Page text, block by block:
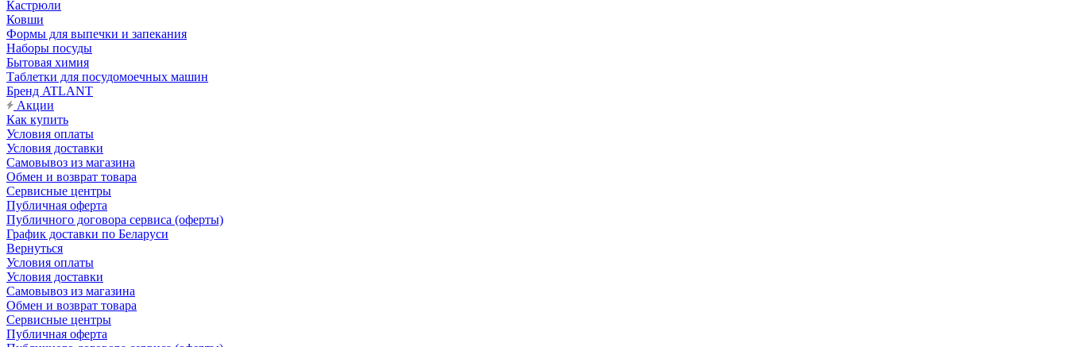
Кастрюли
Ковши
Формы для выпечки и запекания
Наборы посуды
Бытовая химия
Таблетки для посудомоечных машин
Бренд ATLANT
Акции
Как купить
Условия оплаты
Условия доставки
Самовывоз из магазина
Обмен и возврат товара
Сервисные центры
Публичная оферта
Публичного договора сервиса (оферты)
График доставки по Беларуси
Вернуться
Условия оплаты
Условия доставки
Самовывоз из магазина
Обмен и возврат товара
Сервисные центры
Публичная оферта